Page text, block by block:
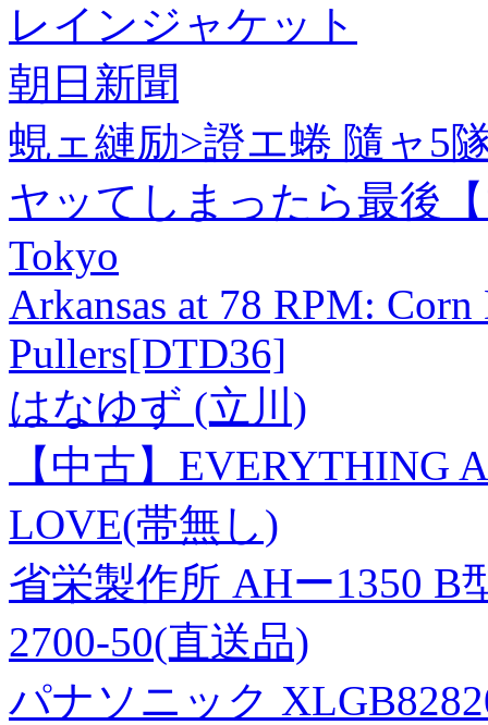
レインジャケット
朝日新聞
蜆ェ縺励>證エ蜷 隨ャ5
ヤッてしまったら最後
Tokyo
Arkansas at 78 RPM:
Pullers[DTD36]
はなゆず (立川)
【中古】EVERYTHING
LOVE(帯無し)
省栄製作所 AHー1350 B
2700-50(直送品)
パナソニック